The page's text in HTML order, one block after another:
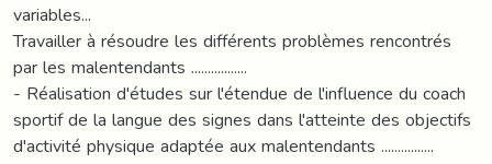
variables...
Travailler à résoudre les différents problèmes rencontrés
par les malentendants .................
- Réalisation d'études sur l'étendue de l'influence du coach
sportif de la langue des signes dans l'atteinte des objectifs
d'activité physique adaptée aux malentendants ................